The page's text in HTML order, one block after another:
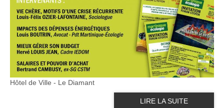
Hôtel de Ville - Le Diamant
LIRE LA SUITE